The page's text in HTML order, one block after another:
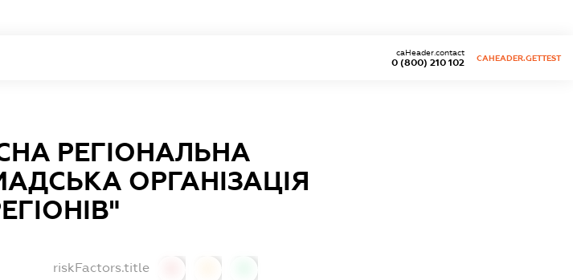
0 (800) 210 102
caHeader.contact
CAHEADER.GETTEST
РЕГІОНАЛЬНА
ОРГАНІЗАЦІЯ
riskFactors.title